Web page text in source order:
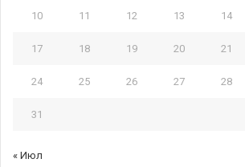
10 11 12 13 14
17 18 19 20 21
24 25 26 27 28
31
« Июл